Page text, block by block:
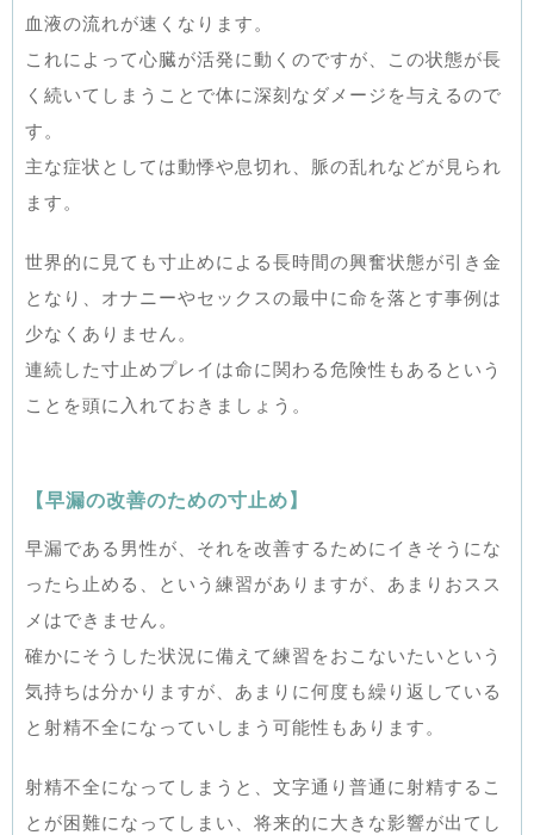
血液の流れが速くなります。
これによって心臓が活発に動くのですが、この状態が長
く続いてしまうことで体に深刻なダメージを与えるので
す。
主な症状としては動悸や息切れ、脈の乱れなどが見られ
ます。
世界的に見ても寸止めによる長時間の興奮状態が引き金
となり、オナニーやセックスの最中に命を落とす事例は
少なくありません。
連続した寸止めプレイは命に関わる危険性もあるという
ことを頭に入れておきましょう。
【早漏の改善のための寸止め】
早漏である男性が、それを改善するためにイきそうにな
ったら止める、という練習がありますが、あまりおスス
メはできません。
確かにそうした状況に備えて練習をおこないたいという
気持ちは分かりますが、あまりに何度も繰り返している
と射精不全になっていしまう可能性もあります。
射精不全になってしまうと、文字通り普通に射精するこ
とが困難になってしまい、将来的に大きな影響が出てし